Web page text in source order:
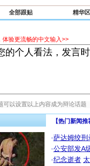
全部跟贴 精华区
验更流畅的中文输入>>
【热门新闻
·萨达姆绞刑
·公安部发A
·纪念逝者